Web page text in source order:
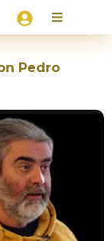
Pedro